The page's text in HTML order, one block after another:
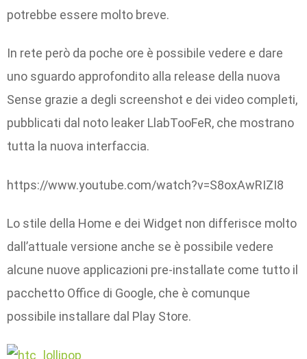
potrebbe essere molto breve.
In rete però da poche ore è possibile vedere e dare
uno sguardo approfondito alla release della nuova
Sense grazie a degli screenshot e dei video completi,
pubblicati dal noto leaker LlabTooFeR, che mostrano
tutta la nuova interfaccia.
https://www.youtube.com/watch?v=S8oxAwRIZI8
Lo stile della Home e dei Widget non differisce molto
dall’attuale versione anche se è possibile vedere
alcune nuove applicazioni pre-installate come tutto il
pacchetto Office di Google, che è comunque
possibile installare dal Play Store.